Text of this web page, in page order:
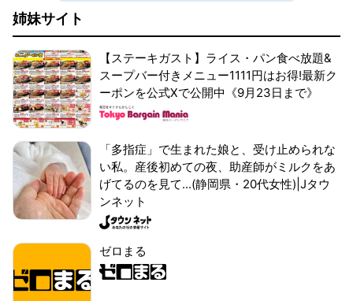
姉妹サイト
【ステーキガスト】ライス・パン食べ放題&
スープバー付きメニュー1111円はお得!最新ク
ーポンを公式Xで公開中《9月23日まで》
「多指症」で生まれた娘と、受け止められな
い私。産後初めての夜、助産師がミルクをあ
げてるのを見て...(静岡県・20代女性)|Jタウ
ンネット
ゼロまる